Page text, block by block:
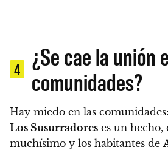
4
¿Se cae la unión
comunidades?
Hay miedo en las comunidades:
Los Susurradores es un hecho,
muchísimo y los habitantes de